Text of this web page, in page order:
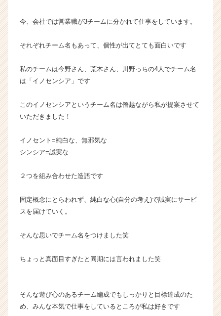
活
イ
チ
ア
キ
リ
h
C
r
r）
今、会社では営業職が3チームに分かれて仕事をしています。
それぞれチーム名もあって、個性が出てとても面白いです
私のチームは今野さん、荒木さん、川野っちの4人でチーム名
は「イノセンシア」です
このイノセンシアというチーム名は僭越ながら私が提案させて
いただきました！
イノセント=純白な、無邪気な
シンシア=誠実な
２つを組み合わせた造語です
固定概念にとらわれず、純白な心(自分の考え)で誠実にサービ
スを届けていく。
そんな思いでチーム名をつけました笑
ちょっと真面目すぎたと同期には言われました笑
そんな遊び心のあるチーム編成でもしっかりと目標達成のた
め、みんな本気で仕事をしているところが私は好きです